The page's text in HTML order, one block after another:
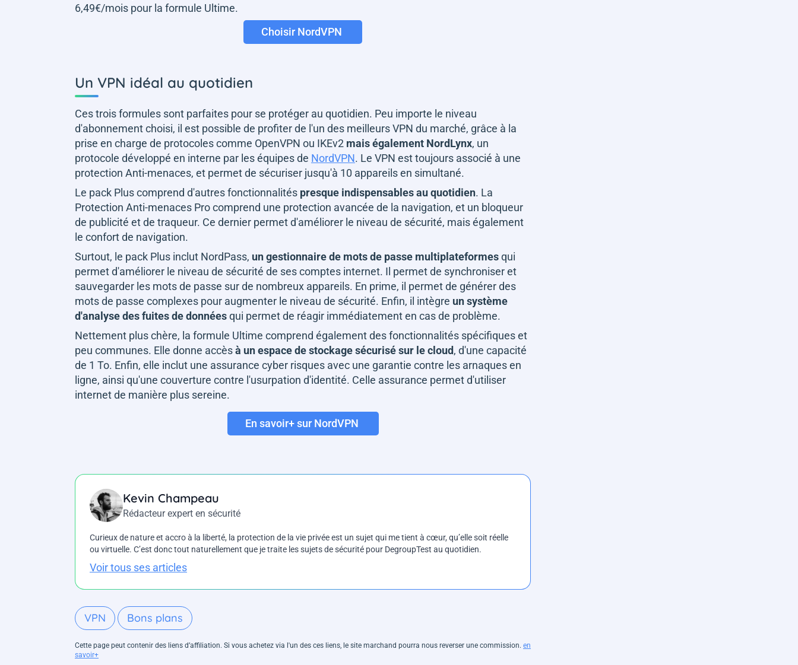
6,49€/mois pour la formule Ultime.
Choisir NordVPN
Un VPN idéal au quotidien
Ces trois formules sont parfaites pour se protéger au quotidien. Peu importe le niveau
d'abonnement choisi, il est possible de profiter de l'un des meilleurs VPN du marché, grâce à la
prise en charge de protocoles comme OpenVPN ou IKEv2 mais également NordLynx, un
protocole développé en interne par les équipes de NordVPN. Le VPN est toujours associé à une
protection Anti-menaces, et permet de sécuriser jusqu'à 10 appareils en simultané.
Le pack Plus comprend d'autres fonctionnalités presque indispensables au quotidien. La
Protection Anti-menaces Pro comprend une protection avancée de la navigation, et un bloqueur
de publicité et de traqueur. Ce dernier permet d'améliorer le niveau de sécurité, mais également
le confort de navigation.
Surtout, le pack Plus inclut NordPass, un gestionnaire de mots de passe multiplateformesqui
permet d'améliorer le niveau de sécurité de ses comptes internet. Il permet de synchroniser et
sauvegarder les mots de passe sur de nombreux appareils. En prime, il permet de générer des
mots de passe complexes pour augmenter le niveau de sécurité. Enfin, il intègre un système
d'analyse des fuites de donnéesqui permet de réagir immédiatement en cas de problème.
Nettement plus chère, la formule Ultime comprend également des fonctionnalités spécifiques et
peu communes. Elle donne accèsà un espace de stockage sécurisé sur le cloud, d'une capacité
de 1 To. Enfin, elle inclut une assurance cyber risques avec une garantie contre les arnaques en
ligne, ainsi qu'une couverture contre l'usurpation d'identité. Celle assurance permet d'utiliser
internet de manière plus sereine.
En savoir+ sur NordVPN
Kevin Champeau
Rédacteur expert en sécurité
Curieux de nature et accro à la liberté, la protection de la vie privée est un sujet qui me tient à cœur, qu’elle soit réelle
ou virtuelle. C’est donc tout naturellement que je traite les sujets de sécurité pour DegroupTest au quotidien.
Voir tous ses articles
VPN Bons plans
Cette page peut contenir des liens d’affiliation. Si vous achetez via l'un des ces liens, le site marchand pourra nous reverser une commission. en
savoir+